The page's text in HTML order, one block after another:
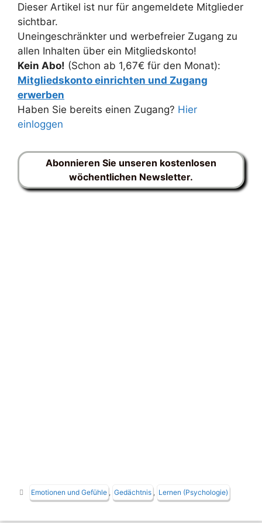
Dieser Artikel ist nur für angemeldete Mitglieder
sichtbar.
Uneingeschränkter und werbefreier Zugang zu
allen Inhalten über ein Mitgliedskonto!
Kein Abo! (Schon ab 1,67€ für den Monat):
Mitgliedskonto einrichten und Zugang
erwerben
Haben Sie bereits einen Zugang? Hier
einloggen
Abonnieren Sie unseren kostenlosen
wöchentlichen Newsletter.
Schlagwörter
Emotionen und Gefühle Gedächtnis Lernen (Psychologie)